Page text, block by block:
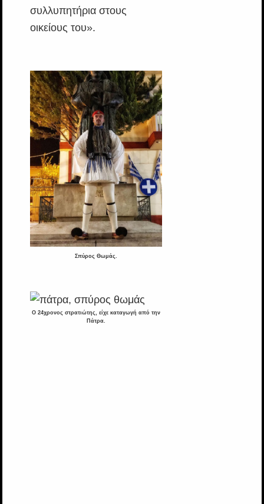
συλλυπητήρια στους
οικείους του».
Σπύρος Θωμάς.
Ο 24χρονος στρατιώτης, είχε καταγωγή από την
Πάτρα.